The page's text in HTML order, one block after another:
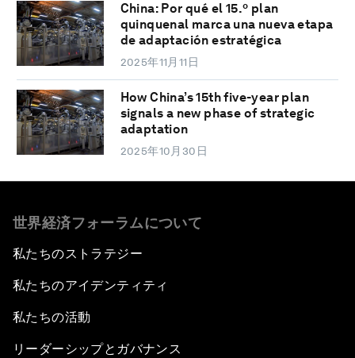
China: Por qué el 15.º plan
quinquenal marca una nueva etapa
de adaptación estratégica
2025年11月11日
How China’s 15th five-year plan
signals a new phase of strategic
adaptation
2025年10月30日
世界経済フォーラムについて
私たちのストラテジー
私たちのアイデンティティ
私たちの活動
リーダーシップとガバナンス